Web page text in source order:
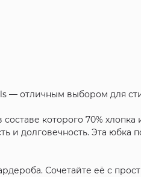
— отличным выбором для
которого 70%
и долговечность. Эта
Сочетайте её с